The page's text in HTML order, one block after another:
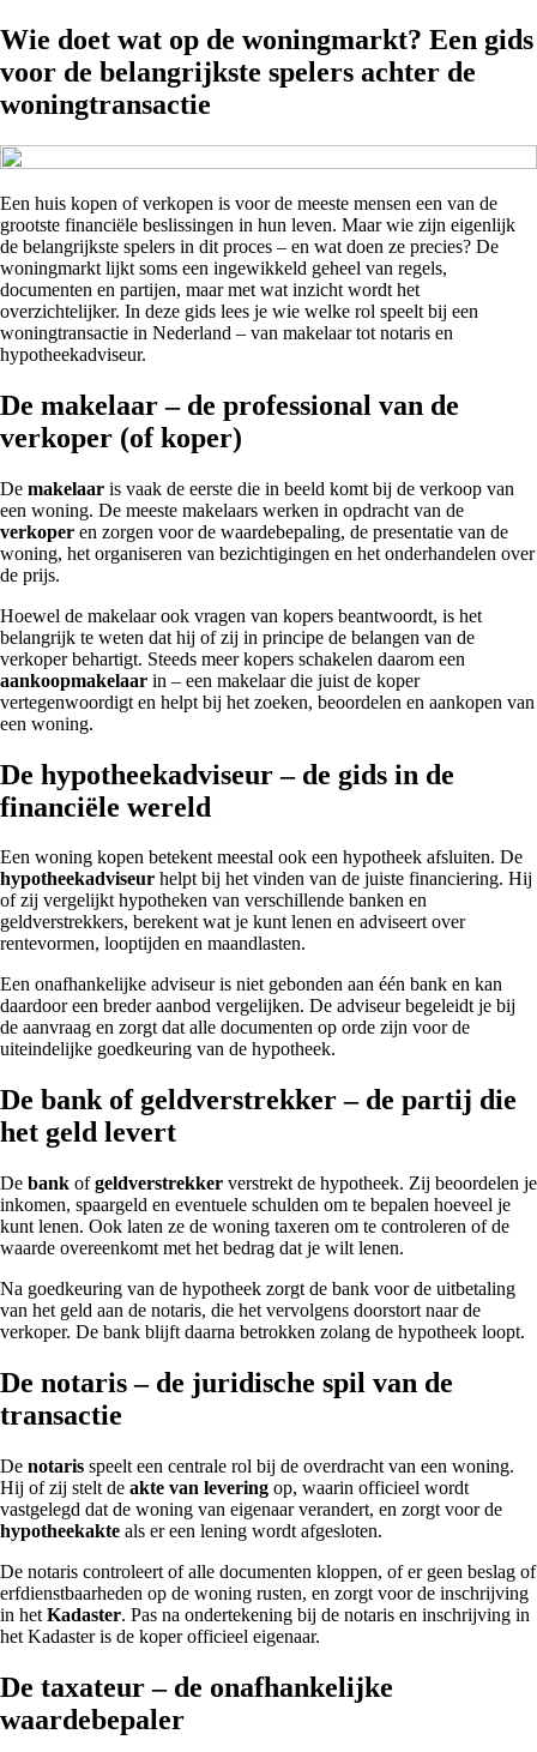
Wie doet wat op de woningmarkt? Een gids
voor de belangrijkste spelers achter de
woningtransactie
Een huis kopen of verkopen is voor de meeste mensen een van de
grootste financiële beslissingen in hun leven. Maar wie zijn eigenlijk
de belangrijkste spelers in dit proces – en wat doen ze precies? De
woningmarkt lijkt soms een ingewikkeld geheel van regels,
documenten en partijen, maar met wat inzicht wordt het
overzichtelijker. In deze gids lees je wie welke rol speelt bij een
woningtransactie in Nederland – van makelaar tot notaris en
hypotheekadviseur.
De makelaar – de professional van de
verkoper (of koper)
De makelaar is vaak de eerste die in beeld komt bij de verkoop van
een woning. De meeste makelaars werken in opdracht van de
verkoper en zorgen voor de waardebepaling, de presentatie van de
woning, het organiseren van bezichtigingen en het onderhandelen over
de prijs.
Hoewel de makelaar ook vragen van kopers beantwoordt, is het
belangrijk te weten dat hij of zij in principe de belangen van de
verkoper behartigt. Steeds meer kopers schakelen daarom een
aankoopmakelaar in – een makelaar die juist de koper
vertegenwoordigt en helpt bij het zoeken, beoordelen en aankopen van
een woning.
De hypotheekadviseur – de gids in de
financiële wereld
Een woning kopen betekent meestal ook een hypotheek afsluiten. De
hypotheekadviseur helpt bij het vinden van de juiste financiering. Hij
of zij vergelijkt hypotheken van verschillende banken en
geldverstrekkers, berekent wat je kunt lenen en adviseert over
rentevormen, looptijden en maandlasten.
Een onafhankelijke adviseur is niet gebonden aan één bank en kan
daardoor een breder aanbod vergelijken. De adviseur begeleidt je bij
de aanvraag en zorgt dat alle documenten op orde zijn voor de
uiteindelijke goedkeuring van de hypotheek.
De bank of geldverstrekker – de partij die
het geld levert
De bank ofgeldverstrekker verstrekt de hypotheek. Zij beoordelen je
inkomen, spaargeld en eventuele schulden om te bepalen hoeveel je
kunt lenen. Ook laten ze de woning taxeren om te controleren of de
waarde overeenkomt met het bedrag dat je wilt lenen.
Na goedkeuring van de hypotheek zorgt de bank voor de uitbetaling
van het geld aan de notaris, die het vervolgens doorstort naar de
verkoper. De bank blijft daarna betrokken zolang de hypotheek loopt.
De notaris – de juridische spil van de
transactie
De notaris speelt een centrale rol bij de overdracht van een woning.
Hij of zij stelt de akte van levering op, waarin officieel wordt
vastgelegd dat de woning van eigenaar verandert, en zorgt voor de
hypotheekakte als er een lening wordt afgesloten.
De notaris controleert of alle documenten kloppen, of er geen beslag of
erfdienstbaarheden op de woning rusten, en zorgt voor de inschrijving
in het Kadaster. Pas na ondertekening bij de notaris en inschrijving in
het Kadaster is de koper officieel eigenaar.
De taxateur – de onafhankelijke
waardebepaler